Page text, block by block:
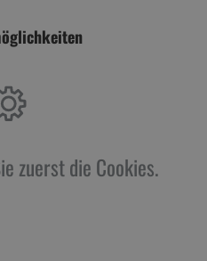
zuerst die Cookies.